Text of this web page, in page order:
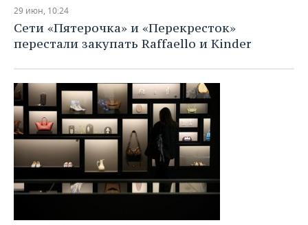
НЕФТЕХИМИЯ
НЕФТЬ
ОПК
ЭНЕРГЕТИКА
РОЗНИЧНАЯ ТОРГОВЛЯ
УСЛУГИ
НОВОСТИ ТЕХНОЛОГИЙ
МЕДИА
ТЕЛЕКОММУНИКАЦИИ
МЕРОПРИЯТИЯ
ВЫЕЗДНАЯ РЕДАКЦИЯ
БИЗНЕС-БРАНЧИ
ONLINE-КОНФЕРЕНЦИИ
ОТКРЫТАЯ ЛЕКЦИЯ
НОВОСТИ СПОРТА
ФУТБОЛ
ХОККЕЙ
БАСКЕТБОЛ
ОБЩЕСТВО
НОВОСТИ ОБЩЕСТВА
ВЛАСТЬ
ИНФРАСТРУКТУРА
ФОТОГАЛЕРЕЯ
СЮЖЕТЫ
СПРАВОЧНИК
29 июн, 10:24
Сети «Пятерочка» и «Перекресток»
перестали закупать Raffaello и Kinder